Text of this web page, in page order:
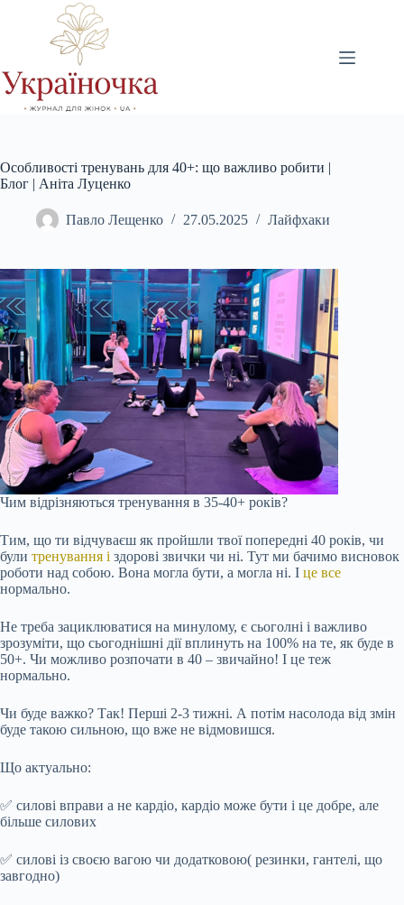
Особливості тренувань для 40+: що важливо робити |
Блог | Аніта Луценко
Павло Лещенко 27.05.2025 Лайфхаки
Чим відрізняються тренування в 35-40+ років?
Тим, що ти відчуваєш як пройшли твої попередні 40 років, чи
були тренування і здорові звички чи ні. Тут ми бачимо висновок
роботи над собою. Вона могла бути, а могла ні. І це все
нормально.
Не треба зациклюватися на минулому, є сьоголні і важливо
зрозуміти, що сьогоднішні дії вплинуть на 100% на те, як буде в
50+. Чи можливо розпочати в 40 – звичайно! І це теж
нормально.
Чи буде важко? Так! Перші 2-3 тижні. А потім насолода від змін
буде такою сильною, що вже не відмовишся.
Що актуально:
✅ силові вправи а не кардіо, кардіо може бути і це добре, але
більше силових
✅ силові із своєю вагою чи додатковою( резинки, гантелі, що
завгодно)